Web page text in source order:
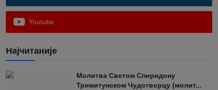
Youtube
Најчитаније
Moлитва Светом Спиридону
Тримитунском Чудотворцу (молит...